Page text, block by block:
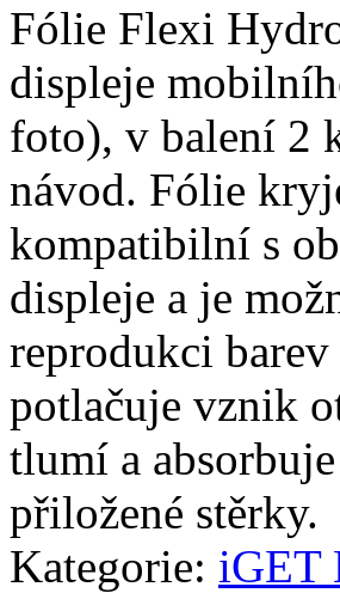
Fólie Flexi
displeje
foto), v balení 2
návod. Fólie
kompatibilní s
displeje a je
reprodukci
potlačuje vznik
tlumí a
přiložené stěrky.
Kategorie: iGET